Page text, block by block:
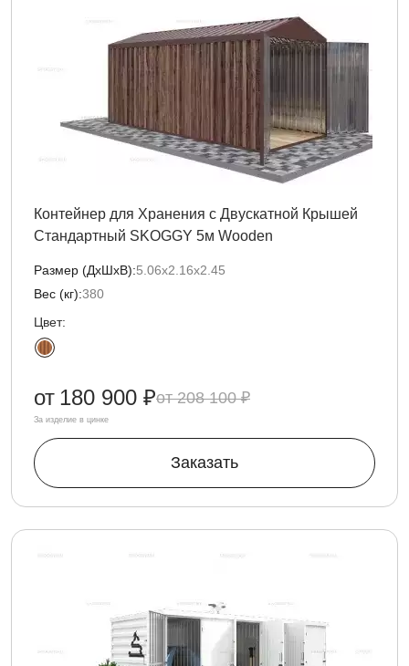
Контейнер для Хранения с Двускатной Крышей
Стандартный SKOGGY 5м Wooden
Размер (ДxШxВ):5.06х2.16х2.45
Вес (кг):380
Цвет:
208 100 ₽
от 180 900 ₽
За изделие в цинке
Заказать